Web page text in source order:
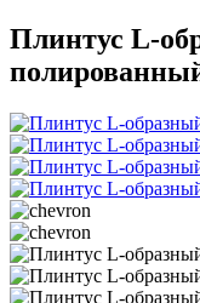
Плинтус L-